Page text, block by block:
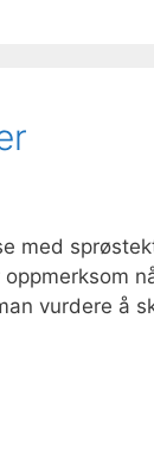
med
vurdere å